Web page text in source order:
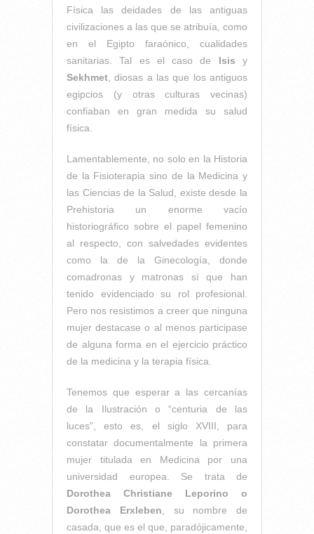
Física las deidades de las antiguas
civilizaciones a las que se atribuía, como
en el Egipto faraónico, cualidades
sanitarias. Tal es el caso de Isis y
Sekhmet, diosas a las que los antiguos
egipcios (y otras culturas vecinas)
confiaban en gran medida su salud
física.
Lamentablemente, no solo en la Historia
de la Fisioterapia sino de la Medicina y
las Ciencias de la Salud, existe desde la
Prehistoria un enorme vacío
historiográfico sobre el papel femenino
al respecto, con salvedades evidentes
como la de la Ginecología, donde
comadronas y matronas sí que han
tenido evidenciado su rol profesional.
Pero nos resistimos a creer que ninguna
mujer destacase o al menos participase
de alguna forma en el ejercicio práctico
de la medicina y la terapia física.
Tenemos que esperar a las cercanías
de la Ilustración o “centuria de las
luces”, esto es, el siglo XVIII, para
constatar documentalmente la primera
mujer titulada en Medicina por una
universidad europea. Se trata de
Dorothea Christiane Leporino o
Dorothea
Erxleben, su nombre de
casada, que es el que, paradójicamente,